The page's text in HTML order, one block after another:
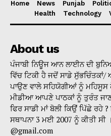
Home News Punjab
Health
Technology
About us
ਪੰਜਾਬੀ ਨਿਊਜ ਆਨ ਲਾਈਨ ਦੀ
ਵਿੱਚ ਟਿਕੀ ਹੈ ਜਦੋਂ ਸਾਡੇ
ਪਾਉਣ ਵਾਲੇ ਸਹਿਯੋਗੀਆਂ ਨੂੰ
ਮੀਡੀਆ ਆਪਣੇ ਪਾਠਕਾਂ ਨੂੰ ਤੁਰੰਤ
ਫਿਰ ਸਾਡੀ ਮਾਂ ਬੋਲੀ ਕਿਉਂ ਪਿੱਛੇ
ਸਥਾਪਨਾ 3 ਮਈ 2007 ਨੂੰ ਕੀਤੀ
@gmail.com